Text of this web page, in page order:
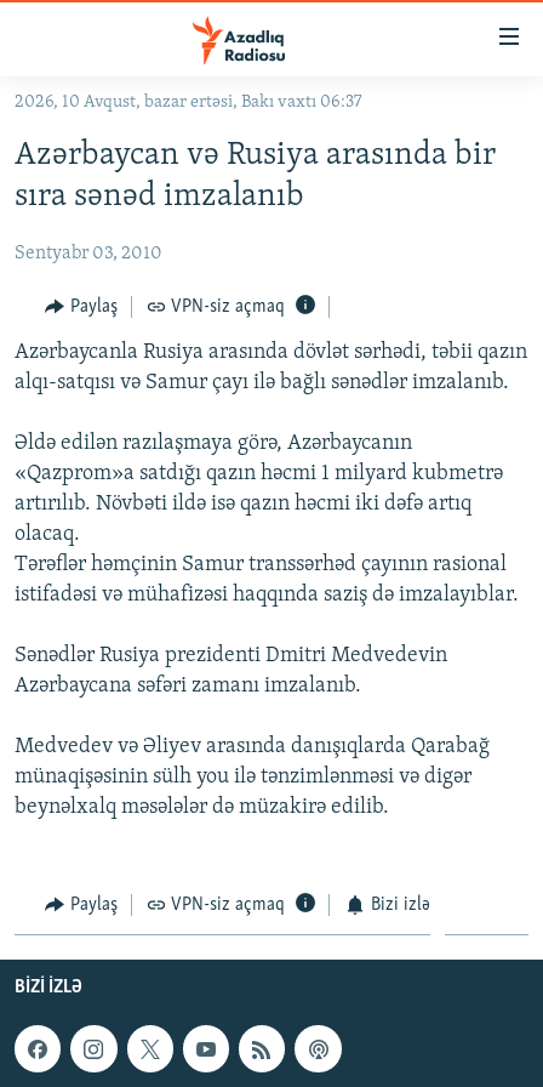
Əsas
qayıt
Əsas
qayıt
#ƏSLINDƏ
FƏRQƏ BAX
QANUNI DOĞRU
ARAŞDIRMA
MULTIMEDIA
VIDEO
İNFOQRAFIKA
RADIO ARXIV
AZƏRBAYCAN ƏDƏBIYYATI KITABXANASI
İZ - MƏDƏNIYYƏT PROQRAMI
HAQQIMIZDA
MISSIYAMIZ
PEŞƏ ETIKASI VƏ JURNALISTIKA STANDARTLARIMIZ
MATERIALLARIMIZDAN ISTIFADƏ
AZADLIQRADIOSU MOBIL TELEFONUNUZDA
BIZIMLƏ ƏLAQƏ
XƏBƏR BÜLLETENLƏRIMIZ
BIZI IZLƏ
RFE/RL-in bütün saytları
2026, 10 Avqust, bazar ertəsi, Bakı vaxtı 06:37
Azərbaycan və Rusiya arasında bir
sıra sənəd imzalanıb
Sentyabr 03, 2010
Paylaş VPN-siz açmaq
Azərbaycanla Rusiya arasında dövlət sərhədi, təbii qazın
alqı-satqısı və Samur çayı ilə bağlı sənədlər imzalanıb.
Əldə edilən razılaşmaya görə, Azərbaycanın
«Qazprom»a satdığı qazın həcmi 1 milyard kubmetrə
artırılıb. Növbəti ildə isə qazın həcmi iki dəfə artıq
olacaq.
Tərəflər həmçinin Samur transsərhəd çayının rasional
istifadəsi və mühafizəsi haqqında saziş də imzalayıblar.
Sənədlər Rusiya prezidenti Dmitri Medvedevin
Azərbaycana səfəri zamanı imzalanıb.
Medvedev və Əliyev arasında danışıqlarda Qarabağ
münaqişəsinin sülh you ilə tənzimlənməsi və digər
beynəlxalq məsələlər də müzakirə edilib.
Paylaş VPN-siz açmaq Bizi izlə
BIZI IZLƏ